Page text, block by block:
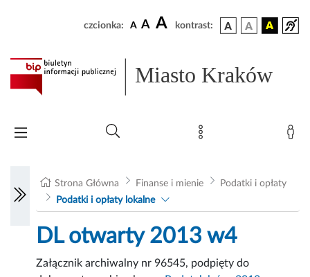
czcionka: A A A kontrast:
Miasto Kraków
Strona Główna Finanse i mienie
Podatki i opłaty
Podatki i opłaty lokalne
DL otwarty 2013 w4
Załącznik archiwalny nr 96545, podpięty do